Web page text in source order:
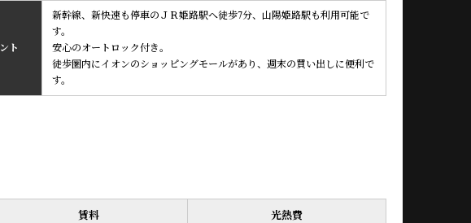
ト
新幹線、新快速も停車のＪＲ姫路駅へ徒歩7分、山陽姫路駅も利用可能で
す。
安心のオートロック付き。
徒歩圏内にイオンのショッピングモールがあり、週末の買い出しに便利で
す。
賃料 光熱費